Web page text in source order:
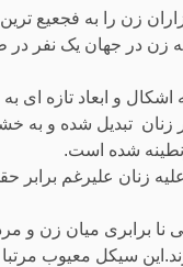
زن را به فجعیع
زن در جهان یک نفر
اشکال و ابعاد تازه
تبدیل شده و به
شده است.
زنان علیرغم برابر
نا برابری میان زن و
سیکل معیوب مرتبا